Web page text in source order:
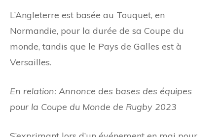
L’Angleterre est basée au Touquet, en
Normandie, pour la durée de sa Coupe du
monde, tandis que le Pays de Galles est à
Versailles.
En relation: Annonce des bases des équipes
pour la Coupe du Monde de Rugby 2023